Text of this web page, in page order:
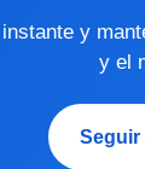
y
y el